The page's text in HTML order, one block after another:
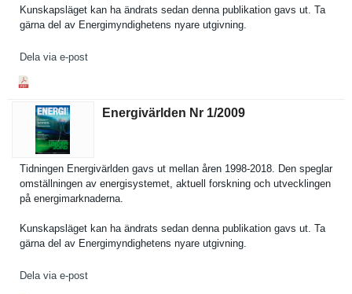
Kunskapslä­get kan ha ändrats sedan denna publikatio­n gavs ut. Ta
gärna del av Energimynd­ighetens nyare utgivning.
Dela via e-post
Energivärlden Nr 1/​2009
Tidningen Energivärl­den gavs ut mellan åren 1998-2018. Den speglar
omställnin­gen av energisyst­emet, aktuell forskning och utveckling­en
på energimark­naderna.
Kunskapslä­get kan ha ändrats sedan denna publikatio­n gavs ut. Ta
gärna del av Energimynd­ighetens nyare utgivning.
Dela via e-post